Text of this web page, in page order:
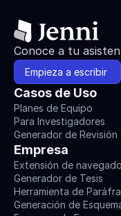
Conoce a tu
Empieza a escribir
Casos de Uso
Planes de Equipo
Para Investigadores
Generador de
Empresa
Extensión de
Generador de Tesis
Herramienta de
Generación de